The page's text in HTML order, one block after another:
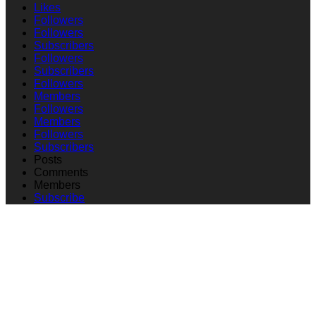
Likes
Followers
Followers
Subscribers
Followers
Subscribers
Followers
Members
Followers
Members
Followers
Subscribers
Posts
Comments
Members
Subscribe